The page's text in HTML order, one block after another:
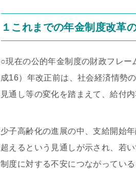
１これまでの年金制度改革
○現在の公的年金制度の財政フレ
成16）年改正前は、社会経済情勢
見通し等の変化を踏まえて、給付
少子高齢化の進展の中、支給開始
超えるという見通しが示され、若
制度に対する不安につながってい